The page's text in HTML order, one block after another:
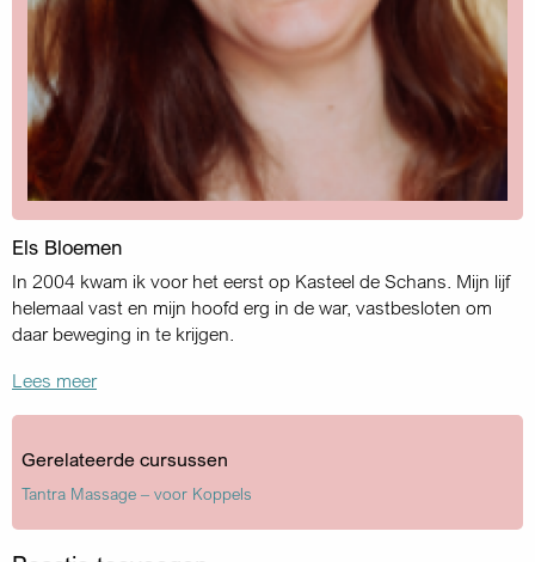
Els Bloemen
In 2004 kwam ik voor het eerst op Kasteel de Schans. Mijn lijf
helemaal vast en mijn hoofd erg in de war, vastbesloten om
daar beweging in te krijgen.
Lees meer
Gerelateerde cursussen
Tantra Massage – voor Koppels